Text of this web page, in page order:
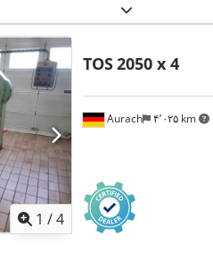
1 /4
Aurach ۴٬۰۲۵ km
TOS2050 x 4